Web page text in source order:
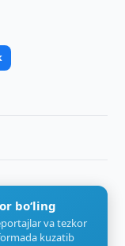
bo‘ling
va tezkor
kuzatib